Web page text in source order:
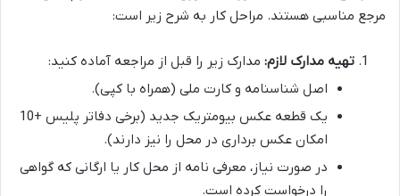
مرجع مناسبی هستند. مراحل کار به شرح زیر است:
تهیه مدارک لازم: مدارک زیر را قبل از مراجعه آماده کنید:
اصل شناسنامه و کارت ملی (همراه با کپی).
یک قطعه عکس بیومتریک جدید (برخی دفاتر پلیس +10
امکان عکس برداری در محل را نیز دارند).
در صورت نیاز، معرفی نامه از محل کار یا ارگانی که گواهی
را درخواست کرده است.